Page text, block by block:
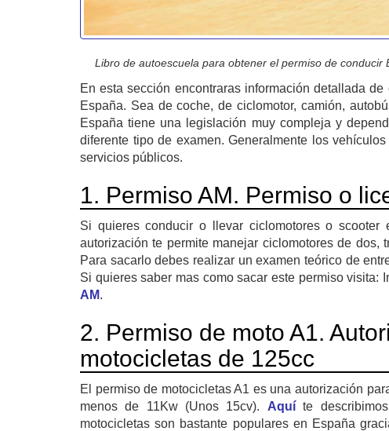
Libro de autoescuela para obtener el permiso de
En esta sección encontraras información detallada
España. Sea de coche, de ciclomotor, camión,
España tiene una legislación muy compleja y
diferente tipo de examen. Generalmente los
servicios públicos.
1. Permiso AM. Permiso o
Si quieres conducir o llevar ciclomotores o scooter
autorización te permite manejar ciclomotores de
Para sacarlo debes realizar un examen teórico de
Si quieres saber mas como sacar este permiso visita:
AM.
2. Permiso de moto A1.
motocicletas de 125cc
El permiso de motocicletas A1 es una autorización
menos de 11Kw (Unos 15cv). Aquíte
motocicletas son bastante populares en España